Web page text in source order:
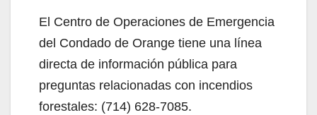
El Centro de Operaciones de Emergencia
del Condado de Orange tiene una línea
directa de información pública para
preguntas relacionadas con incendios
forestales: (714) 628-7085.